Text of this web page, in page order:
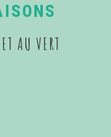
AU VERT